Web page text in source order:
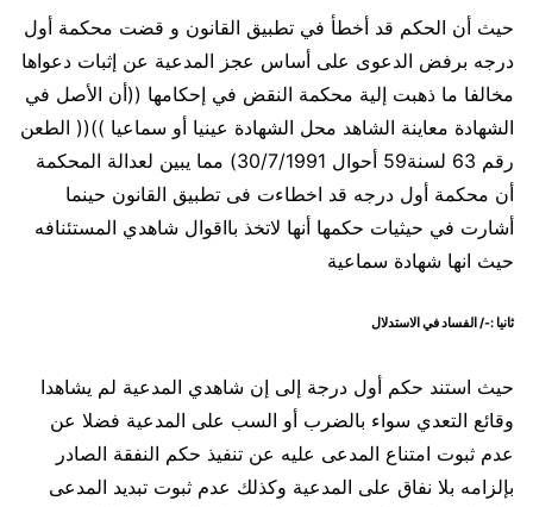
حيث أن الحكم قد أخطأ في تطبيق القانون و قضت محكمة أول
درجه برفض الدعوى على أساس عجز المدعية عن إثبات دعواها
مخالفا ما ذهبت إلية محكمة النقض في إحكامها ((أن الأصل في
الشهادة معاينة الشاهد محل الشهادة عينيا أو سماعيا ))(( الطعن
رقم 63 لسنة59 أحوال 30/7/1991) مما يبين لعدالة المحكمة
أن محكمة أول درجه قد اخطاءت فى تطبيق القانون حينما
أشارت في حيثيات حكمها أنها لاتخذ بااقوال شاهدي المستئنافه
حيث انها شهادة سماعية
ثانيا :-/ الفساد في الاستدلال
حيث استند حكم أول درجة إلى إن شاهدي المدعية لم يشاهدا
وقائع التعدي سواء بالضرب أو السب على المدعية فضلا عن
عدم ثبوت امتناع المدعى عليه عن تنفيذ حكم النفقة الصادر
بإلزامه بلا نفاق على المدعية وكذلك عدم ثبوت تبديد المدعى